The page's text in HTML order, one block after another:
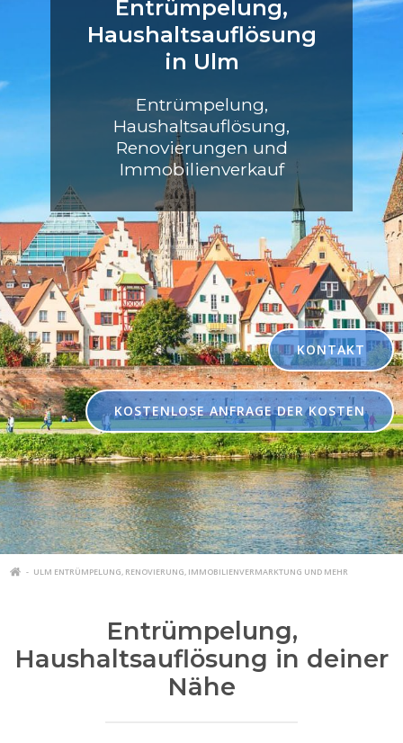
Entrümpelung,
Haushaltsauflösung
in Ulm
Entrümpelung,
Haushaltsauflösung,
Renovierungen und
Immobilienverkauf
KONTAKT
KOSTENLOSE ANFRAGE DER KOSTEN
ULM ENTRÜMPELUNG, RENOVIERUNG, IMMOBILIENVERMARKTUNG UND MEHR
Entrümpelung,
Haushaltsauflösung in deiner
Nähe